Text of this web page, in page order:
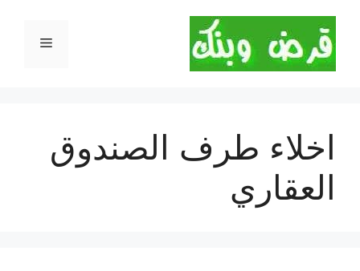
المحتوى
القائمة
اخلاء طرف الصندوق
العقاري